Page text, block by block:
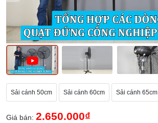
Sải cánh 50cm Sải cánh 60cm Sải cánh 65cm
Giá bán: 2.650.000₫